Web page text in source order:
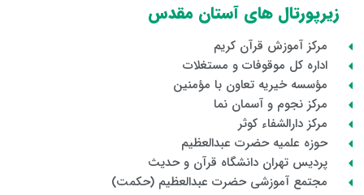
زیرپورتال های آستان مقدس
مرکز آموزش قرآن کریم
اداره کل موقوفات و مستغلات
مؤسسه خیریه تعاون با مؤمنین
مرکز نجوم و آسمان نما
مرکز دارالشفاء کوثر
حوزه علمیه حضرت عبدالعظیم
پردیس تهران دانشگاه قرآن و حدیث
مجتمع آموزشی حضرت عبدالعظیم (حکمت)